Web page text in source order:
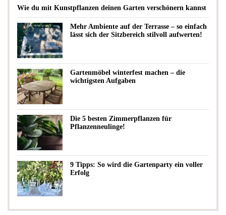
Wie du mit Kunstpflanzen deinen Garten verschönern kannst
Mehr Ambiente auf der Terrasse – so einfach
lässt sich der Sitzbereich stilvoll aufwerten!
Gartenmöbel winterfest machen – die
wichtigsten Aufgaben
Die 5 besten Zimmerpflanzen für
Pflanzenneulinge!
9 Tipps: So wird die Gartenparty ein voller
Erfolg